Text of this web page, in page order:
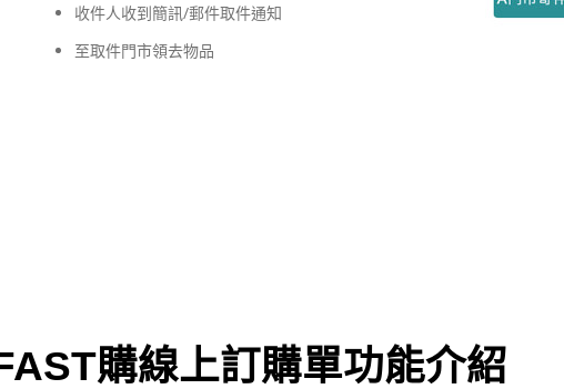
收件人收到簡訊/郵件取件通知
至取件門市領去物品
購線上訂購單功能介紹